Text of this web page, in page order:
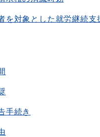
を対象とした就労継続支
手続き